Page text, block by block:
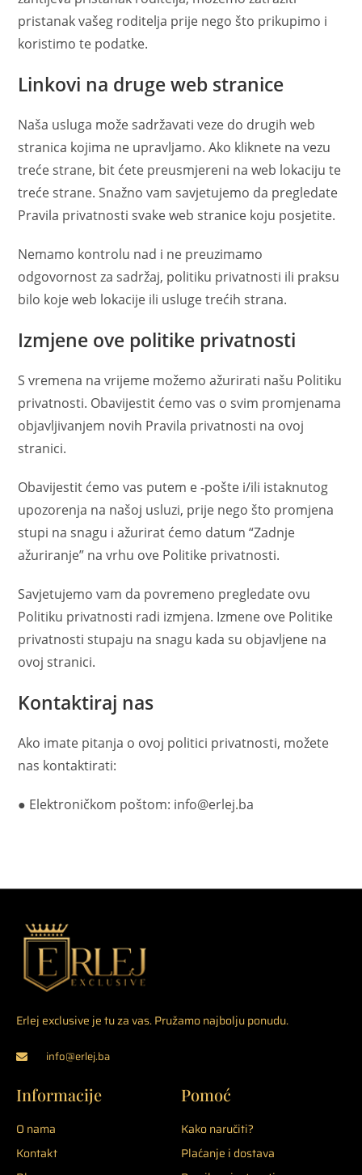
pristanak vašeg roditelja prije nego što prikupimo i
koristimo te podatke.
Linkovi na druge web stranice
Naša usluga može sadržavati veze do drugih web
stranica kojima ne upravljamo. Ako kliknete na vezu
treće strane, bit ćete preusmjereni na web lokaciju te
treće strane. Snažno vam savjetujemo da pregledate
Pravila privatnosti svake web stranice koju posjetite.
Nemamo kontrolu nad i ne preuzimamo
odgovornost za sadržaj, politiku privatnosti ili praksu
bilo koje web lokacije ili usluge trećih strana.
Izmjene ove politike privatnosti
S vremena na vrijeme možemo ažurirati našu Politiku
privatnosti. Obavijestit ćemo vas o svim promjenama
objavljivanjem novih Pravila privatnosti na ovoj
stranici.
Obavijestit ćemo vas putem e -pošte i/ili istaknutog
upozorenja na našoj usluzi, prije nego što promjena
stupi na snagu i ažurirat ćemo datum “Zadnje
ažuriranje” na vrhu ove Politike privatnosti.
Savjetujemo vam da povremeno pregledate ovu
Politiku privatnosti radi izmjena. Izmene ove Politike
privatnosti stupaju na snagu kada su objavljene na
ovoj stranici.
Kontaktiraj nas
Ako imate pitanja o ovoj politici privatnosti, možete
nas kontaktirati:
● Elektroničkom poštom: info@erlej.ba
Erlej exclusive je tu za vas. Pružamo najbolju ponudu.
info@erlej.ba
Informacije
O nama
Kontakt
Pomoć
Kako naručiti?
Plaćanje i dostava